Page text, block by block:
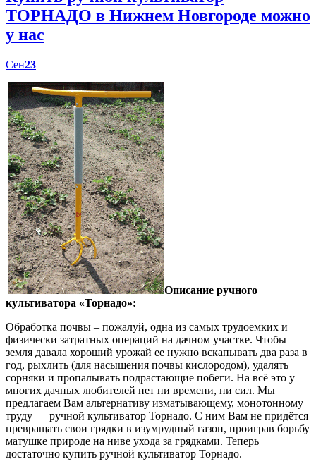
ТОРНАДО в Нижнем Новгороде можно
у нас
Сен23
Описание ручного
культиватора «Торнадо»:
Обработка почвы – пожалуй, одна из самых трудоемких и
физически затратных операций на дачном участке. Чтобы
земля давала хороший урожай ее нужно вскапывать два раза в
год, рыхлить (для насыщения почвы кислородом), удалять
сорняки и пропалывать подрастающие побеги. На всё это у
многих дачных любителей нет ни времени, ни сил. Мы
предлагаем Вам альтернативу изматывающему, монотонному
труду — ручной культиватор Торнадо. С ним Вам не придётся
превращать свои грядки в изумрудный газон, проиграв борьбу
матушке природе на ниве ухода за грядками. Теперь
достаточно купить ручной культиватор Торнадо.